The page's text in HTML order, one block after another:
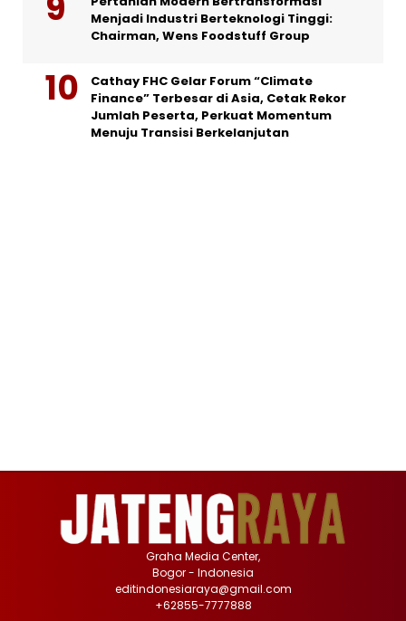
Menjadi Industri Berteknologi Tinggi:
Chairman, Wens Foodstuff Group
Cathay FHC Gelar Forum “Climate
Finance” Terbesar di Asia, Cetak Rekor
Jumlah Peserta, Perkuat Momentum
Menuju Transisi Berkelanjutan
Graha Media Center,
Bogor - Indonesia
editindonesiaraya@gmail.com
+62855-7777888